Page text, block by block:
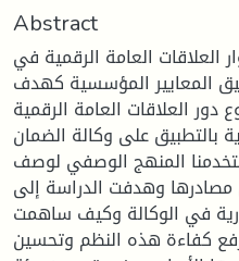
Abstract
العلاقات العامة الرقمية في
المعايير المؤسسية كهدف
العلاقات العامة الرقمية
بالتطبيق على وكالة الضمان
المنهج الوصفي لوصف
مصادرها وهدفت الدراسة إلى
في الوكالة وكيف ساهمت
كفاءة هذه النظم وتحسين